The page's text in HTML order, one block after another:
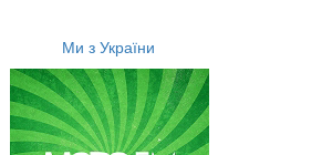
Ми з України